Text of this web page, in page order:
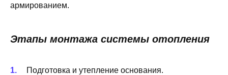
армированием.
Этапы монтажа системы отопления
Подготовка и утепление основания.